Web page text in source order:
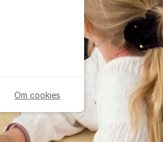
Om cookies